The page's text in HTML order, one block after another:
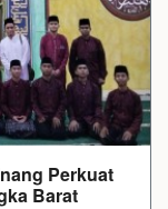
Perkuat
Barat